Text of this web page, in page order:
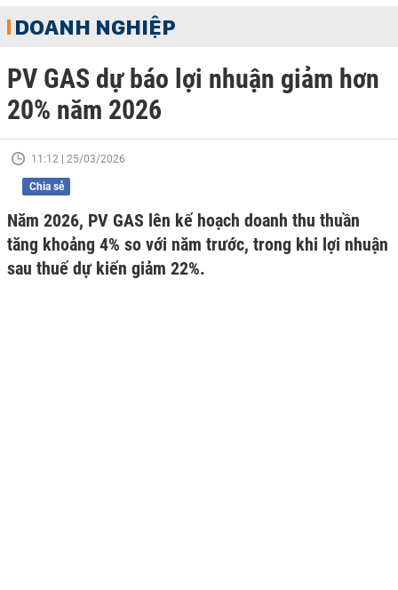
DOANH NGHIỆP
PV GAS dự báo lợi nhuận giảm hơn
20% năm 2026
11:12 | 25/03/2026
Chia sẻ
Năm 2026, PV GAS lên kế hoạch doanh thu thuần
tăng khoảng 4% so với năm trước, trong khi lợi nhuận
sau thuế dự kiến giảm 22%.